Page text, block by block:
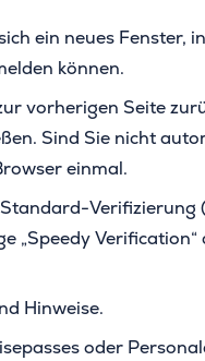
ein neues Fenster,
können.
vorherigen Seite
Sind Sie nicht
einmal.
Verifizierung
„Speedy
Hinweise.
oder